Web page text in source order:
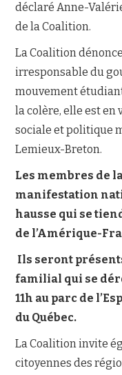
déclaré Anne-
de la Coalition.
La Coalition
irresponsable du
mouvement
la colère, elle est en
sociale et politique
Lemieux-Breton.
Les membres de
manifestation
hausse qui se
de l’Amérique-
Ils seront
familial qui se
11h au parc de
du Québec.
La Coalition invite
citoyennes des